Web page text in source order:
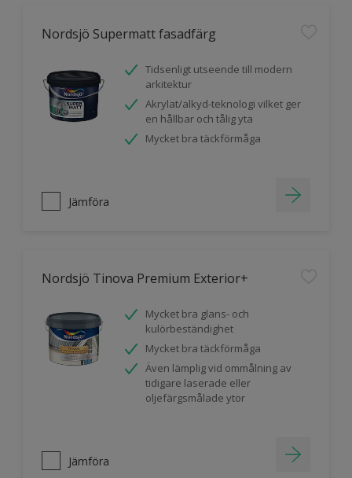
Nordsjö Supermatt fasadfärg
Tidsenligt utseende till modern
arkitektur
Akrylat/alkyd-teknologi vilket ger
en hållbar och tålig yta
Mycket bra täckförmåga
Jämföra
Nordsjö Tinova Premium Exterior+
Mycket bra glans- och
kulörbeständighet
Mycket bra täckförmåga
Även lämplig vid ommålning av
tidigare laserade eller
oljefärgsmålade ytor
Jämföra